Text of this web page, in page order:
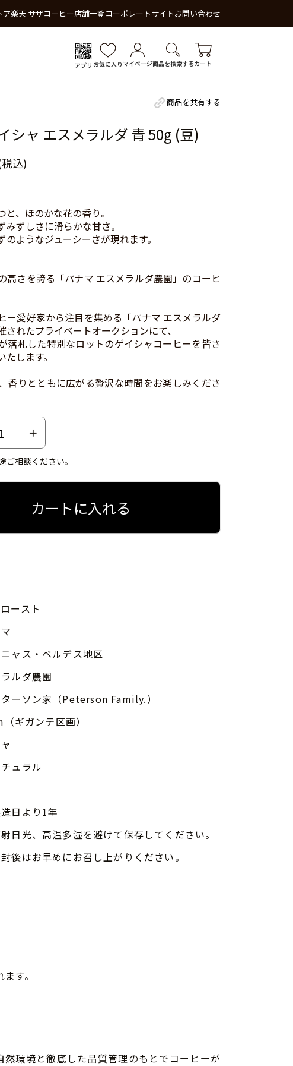
ア楽天 サザコーヒー店舗一覧コーポレートサイトお問い合わせ
アプリ お気に入り マイページ商品を検索するカート
商品を共有する
シャ エスメラルダ 青 50g (豆)
込)
と、ほのかな花の香り。
みずしさに滑らかな甘さ。
のようなジューシーさが現れます。
高さを誇る「パナマ エスメラルダ農園」のコーヒ
ー愛好家から注目を集める「パナマ エスメラルダ
されたプライベートオークションにて、
落札した特別なロットのゲイシャコーヒーを皆さ
します。
香りとともに広がる贅沢な時間をお楽しみくださ
相談ください。
カートに入れる
ースト
ニャス・ベルデス地区
ルダ農園
ターソン家（Peterson Family.）
ギガンテ区画）
チュラル
造日より1年
射日光、高温多湿を避けて保存してください。
封後はお早めにお召し上がりください。
す。
環境と徹底した品質管理のもとでコーヒーが